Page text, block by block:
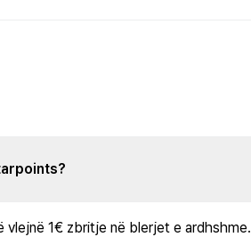
vlejnë 1€ zbritje në blerjet e ardhshme.